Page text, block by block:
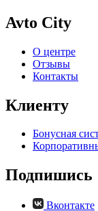
Avto City
О центре
Отзывы
Контакты
Клиенту
Бонусная
Подпишись
Вконтакте